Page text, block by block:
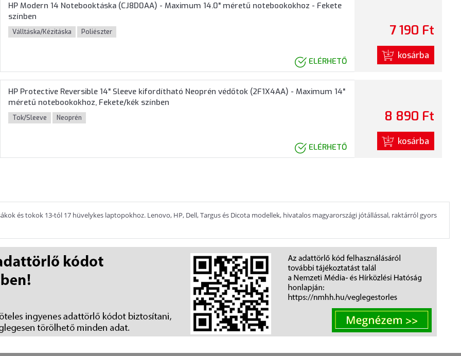
HP Modern 14 Notebooktáska (CJ8D0AA) - Maximum 14.0" méretű notebookokhoz - Fekete
színben
Válltáska/Kézitáska Poliészter
ELÉRHETŐ
7 190 Ft
kosárba
HP Protective Reversible 14" Sleeve kifordítható Neoprén védőtok (2F1X4AA) - Maximum 14"
méretű notebookokhoz, Fekete/kék színben
Tok/Sleeve Neoprén
ELÉRHETŐ
8 890 Ft
kosárba
és tokok 13-tól 17 hüvelykes laptopokhoz. Lenovo, HP, Dell, Targus és Dicota modellek, hivatalos magyarországi jótállással, raktárról gyors